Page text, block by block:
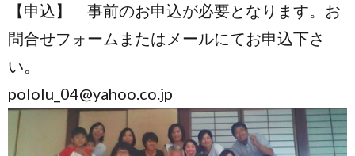
【申込】 事前のお申込が必要となります。お
問合せフォームまたはメールにてお申込下さ
い。
pololu_04@yahoo.co.jp